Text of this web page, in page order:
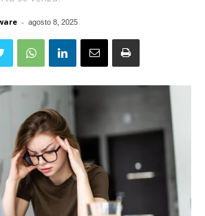
- agosto 8, 2025